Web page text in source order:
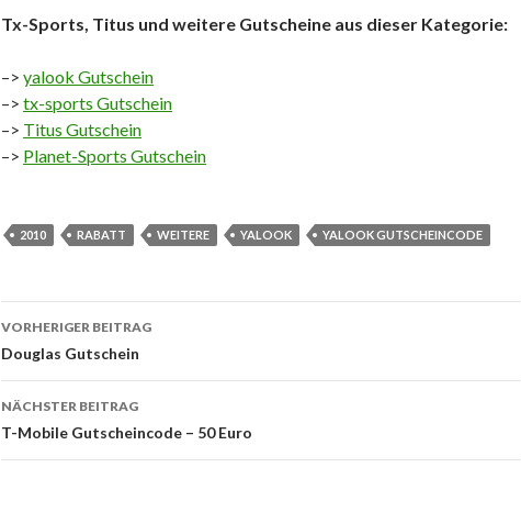
Tx-Sports, Titus und weitere Gutscheine aus dieser Kategorie:
–> yalook Gutschein
–> tx-sports Gutschein
–> Titus Gutschein
–> Planet-Sports Gutschein
2010 RABATT WEITERE YALOOK YALOOK GUTSCHEINCODE
Beitrags-
Navigation
VORHERIGER BEITRAG
Douglas Gutschein
NÄCHSTER BEITRAG
T-Mobile Gutscheincode – 50 Euro